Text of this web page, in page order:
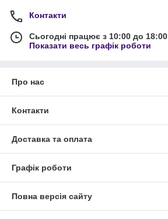
Контакти
Сьогодні працює з 10:00 до 18:00
Показати весь графік роботи
Про нас
Контакти
Доставка та оплата
Графік роботи
Повна версія сайту